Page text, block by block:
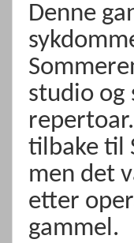
Denne
studio og
tilbake til
men det
etter
gammel.